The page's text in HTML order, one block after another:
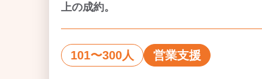
上の成約。
101〜300人 営業支援